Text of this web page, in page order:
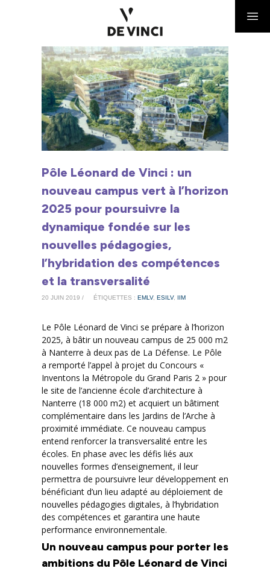
Pôle Léonard de Vinci : un
nouveau campus vert à l’horizon
2025 pour poursuivre la
dynamique fondée sur les
nouvelles pédagogies,
l’hybridation des compétences
et la transversalité
20 JUIN 2019 / ÉTIQUETTES : EMLV, ESILV, IIM
Le Pôle Léonard de Vinci se prépare à l’horizon
2025, à bâtir un nouveau campus de 25 000 m2
à Nanterre à deux pas de La Défense. Le Pôle
a remporté l’appel à projet du Concours «
Inventons la Métropole du Grand Paris 2 » pour
le site de l’ancienne école d’architecture à
Nanterre (18 000 m2) et acquiert un bâtiment
complémentaire dans les Jardins de l’Arche à
proximité immédiate. Ce nouveau campus
entend renforcer la transversalité entre les
écoles. En phase avec les défis liés aux
nouvelles formes d’enseignement, il leur
permettra de poursuivre leur développement en
bénéficiant d’un lieu adapté au déploiement de
nouvelles pédagogies digitales, à l’hybridation
des compétences et garantira une haute
performance environnementale.
Un nouveau campus pour porter les
ambitions du Pôle Léonard de Vinci